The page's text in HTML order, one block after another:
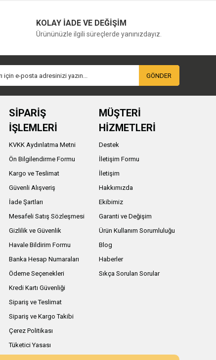
KOLAY İADE VE DEĞİŞİM
Ürününüzle ilgili süreçlerde yanınızdayız.
GÖNDER
SİPARİŞ
İŞLEMLERİ
KVKK Aydınlatma Metni
Ön Bilgilendirme Formu
Kargo ve Teslimat
Güvenli Alışveriş
İade Şartları
Mesafeli Satış Sözleşmesi
Gizlilik ve Güvenlik
Havale Bildirim Formu
Banka Hesap Numaraları
Ödeme Seçenekleri
Kredi Kartı Güvenliği
Sipariş ve Teslimat
Sipariş ve Kargo Takibi
Çerez Politikası
Tüketici Yasası
MÜŞTERİ
HİZMETLERİ
Destek
İletişim Formu
İletişim
Hakkımızda
Ekibimiz
Garanti ve Değişim
Ürün Kullanım Sorumluluğu
Blog
Haberler
Sıkça Sorulan Sorular